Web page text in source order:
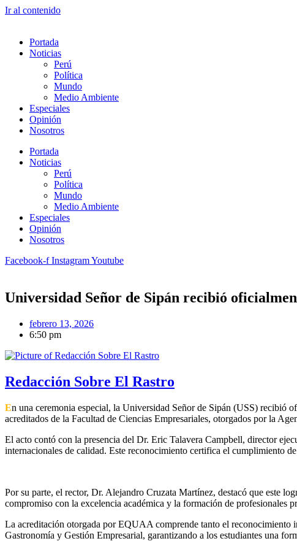
Ir al contenido
Portada
Noticias
Perú
Política
Mundo
Medio Ambiente
Especiales
Opinión
Nosotros
Portada
Noticias
Perú
Política
Mundo
Medio Ambiente
Especiales
Opinión
Nosotros
Facebook-f InstagramYoutube
Universidad Señor de Sipán recibió
febrero 13, 2026
6:50 pm
Redacción Sobre El Rastro
En una ceremonia especial, la Universidad Señor de Sipán (USS) recibió
acreditados de la Facultad de Ciencias Empresariales, otorgados por la
El acto contó con la presencia del Dr. Eric Talavera Campbell, director
internacionales de calidad. Este reconocimiento certifica el cumplimiento
Por su parte, el rector, Dr. Alejandro Cruzata Martínez, destacó que este
compromiso con la excelencia académica y la formación de profesionales
La acreditación otorgada por EQUAA comprende tanto el
Gastronomía y Gestión Empresarial, garantizando a los estudiantes una